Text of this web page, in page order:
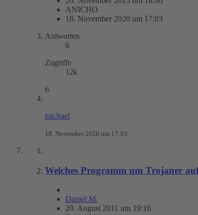
ANICHO
18. November 2020 um 17:03
Antworten
6
Zugriffe
12k
6
michael
18. November 2020 um 17:03
Welches Programm um Trojaner
Daniel M.
20. August 2011 um 19:16